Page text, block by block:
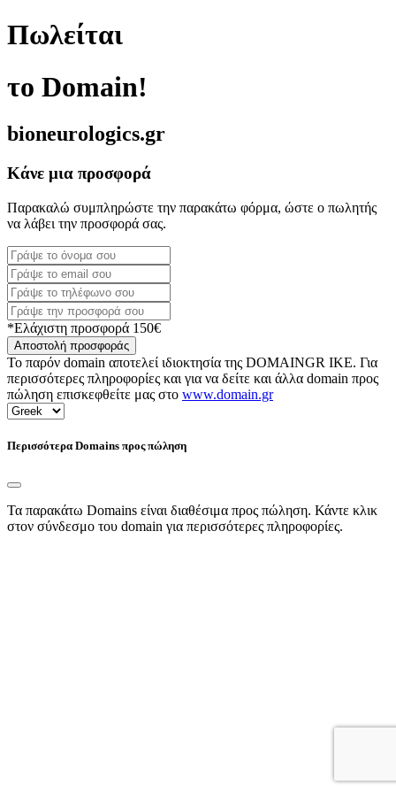
Πωλείται
το Domain!
bioneurologics.gr
Κάνε μια προσφορά
Παρακαλώ συμπληρώστε την παρακάτω φόρμα, ώστε ο πωλητής
να λάβει την προσφορά σας.
*Ελάχιστη προσφορά 150€
Αποστολή προσφοράς
Το παρόν domain αποτελεί ιδιοκτησία της DOMAINGR ΙΚΕ. Για
περισσότερες πληροφορίες και για να δείτε και άλλα domain προς
πώληση επισκεφθείτε μας στο www.domain.gr
Περισσότερα Domains προς πώληση
Τα παρακάτω Domains είναι διαθέσιμα προς πώληση. Κάντε κλικ
στον σύνδεσμο του domain για περισσότερες πληροφορίες.